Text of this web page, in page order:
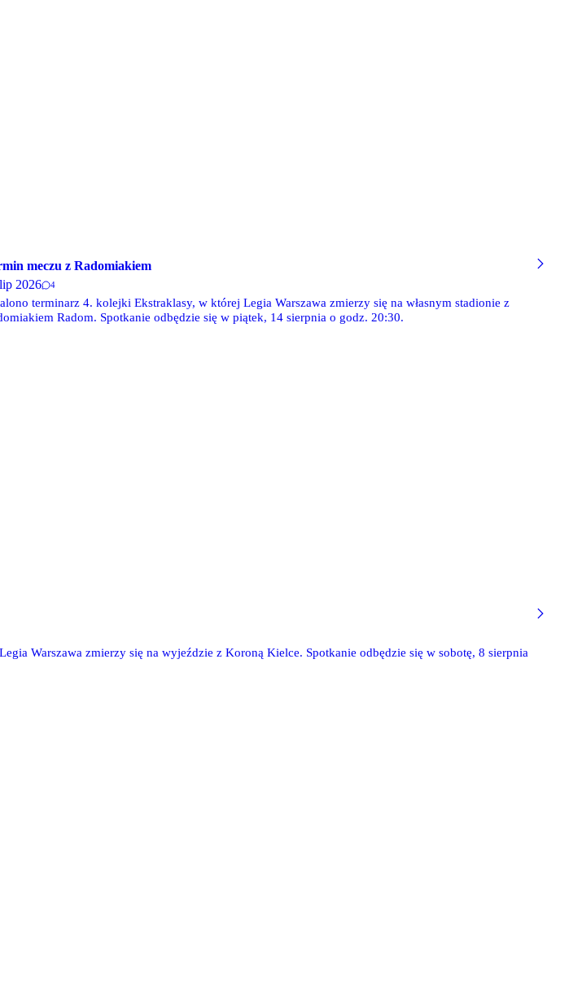
meczu z Radomiakiem
2026
4
terminarz 4. kolejki Ekstraklasy, w której Legia Warszawa zmierzy się na własnym stadionie z
Radom. Spotkanie odbędzie się w piątek, 14 sierpnia o godz. 20:30.
Warszawa zmierzy się na wyjeździe z Koroną Kielce. Spotkanie odbędzie się w sobotę, 8 sierpnia